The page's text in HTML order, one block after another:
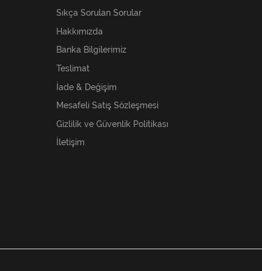
Sıkça Sorulan Sorular
Hakkımızda
Banka Bilgilerimiz
Teslimat
İade & Değişim
Mesafeli Satış Sözleşmesi
Gizlilik ve Güvenlik Politikası
İletişim